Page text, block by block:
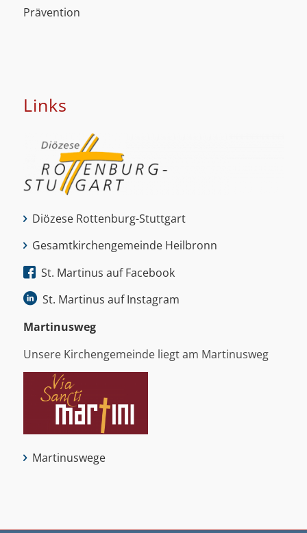
Prävention
Links
Diözese Rottenburg-Stuttgart
Gesamtkirchengemeinde Heilbronn
St. Martinus auf Facebook
St. Martinus auf Instagram
Martinus­weg
Unsere Kirchengemeinde liegt am Martinusweg
Martinuswege